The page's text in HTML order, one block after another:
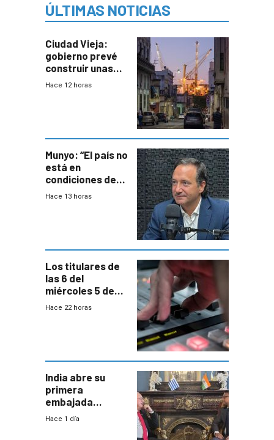
ÚLTIMAS NOTICIAS
Ciudad Vieja:
gobierno prevé
construir unas
mil viviendas en
Hace 12 horas
Munyo: “El país no
está en
condiciones de
enfrentar una
Hace 13 horas
Los titulares de
las 6 del
miércoles 5 de
agosto de 2026
Hace 22 horas
India abre su
primera
embajada
residente en
Hace 1 día